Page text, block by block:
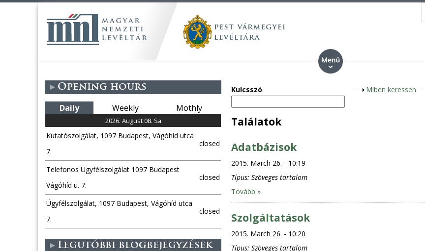
Kulcsszó
S
Miben keressen
Találatok
Adatbázisok
2015. March 26. - 10:19
Típus: Szöveges tartalom
Tovább »
Szolgáltatások
2015. March 26. - 10:20
Típus: Szöveges tartalom
Opening hours
Daily Weekly Mothly
2026. August 08. Sa
Kutatószolgálat, 1097 Budapest, Vágóhíd utca
7.
closed
Telefonos Ügyfélszolgálat 1097 Budapest
Vágóhíd u. 7.
closed
Ügyfélszolgálat, 1097 Budapest, Vágóhíd utca
7.
closed
Legutóbbi blogbejegyzések